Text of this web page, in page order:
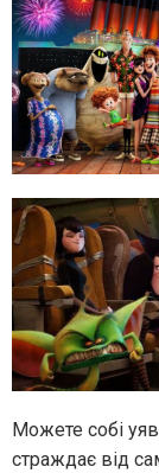
Можете собі
страждає від